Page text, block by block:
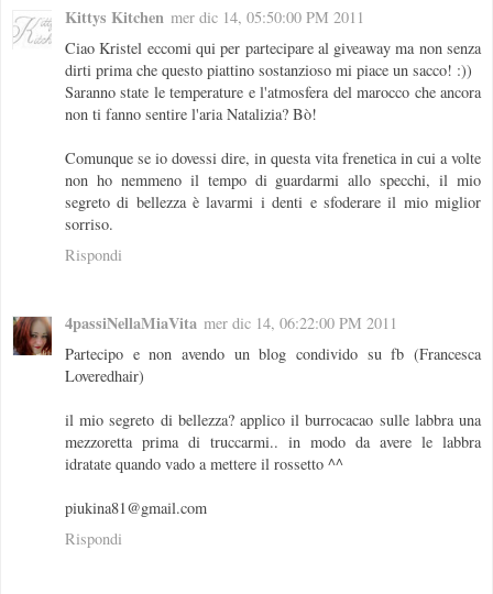
Kittys Kitchen mer dic 14, 05:50:00 PM 2011
Ciao Kristel eccomi qui per partecipare al giveaway ma non senza
dirti prima che questo piattino sostanzioso mi piace un sacco! :))
Saranno state le temperature e l'atmosfera del marocco che ancora
non ti fanno sentire l'aria Natalizia? Bò!
Comunque se io dovessi dire, in questa vita frenetica in cui a volte
non ho nemmeno il tempo di guardarmi allo specchi, il mio
segreto di bellezza è lavarmi i denti e sfoderare il mio miglior
sorriso.
Rispondi
4passiNellaMiaVita mer dic 14, 06:22:00 PM 2011
Partecipo e non avendo un blog condivido su fb (Francesca
Loveredhair)
il mio segreto di bellezza? applico il burrocacao sulle labbra una
mezzoretta prima di truccarmi.. in modo da avere le labbra
idratate quando vado a mettere il rossetto ^^
piukina81@gmail.com
Rispondi